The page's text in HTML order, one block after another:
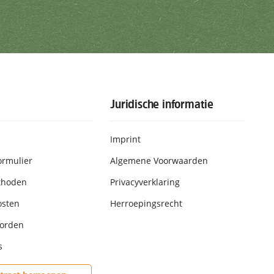
Juridische informatie
Imprint
Algemene Voorwaarden
Privacyverklaring
Herroepingsrecht